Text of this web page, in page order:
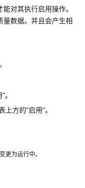
对其执行启用操作。
量数据。并且会产生相
方的“启用”。
更为运行中。